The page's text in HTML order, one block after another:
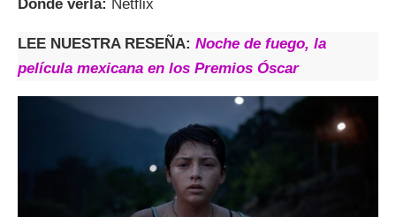
Dónde verla: Netflix
LEE NUESTRA RESEÑA: Noche de fuego, la
película mexicana en los Premios Óscar